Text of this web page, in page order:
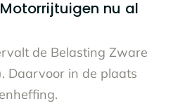
nu al
de Belasting Zware
Daarvoor in de plaats